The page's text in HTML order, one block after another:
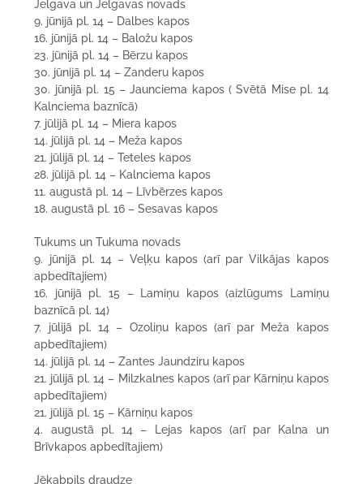
Jelgava un Jelgavas novads
9. jūnijā pl. 14 – Dalbes kapos
16. jūnijā pl. 14 – Baložu kapos
23. jūnijā pl. 14 – Bērzu kapos
30. jūnijā pl. 14 – Zanderu kapos
30. jūnijā pl. 15 – Jaunciema kapos ( Svētā Mise pl. 14
Kalnciema baznīcā)
7. jūlijā pl. 14 – Miera kapos
14. jūlijā pl. 14 – Meža kapos
21. jūlijā pl. 14 – Teteles kapos
28. jūlijā pl. 14 – Kalnciema kapos
11. augustā pl. 14 – Līvbērzes kapos
18. augustā pl. 16 – Sesavas kapos
Tukums un Tukuma novads
9. jūnijā pl. 14 – Veļķu kapos (arī par Vilkājas kapos
apbedītajiem)
16. jūnijā pl. 15 – Lamiņu kapos (aizlūgums Lamiņu
baznīcā pl. 14)
7. jūlijā pl. 14 – Ozoliņu kapos (arī par Meža kapos
apbedītajiem)
14. jūlijā pl. 14 – Zantes Jaundziru kapos
21. jūlijā pl. 14 – Milzkalnes kapos (arī par Kārniņu kapos
apbedītajiem)
21. jūlijā pl. 15 – Kārniņu kapos
4. augustā pl. 14 – Lejas kapos (arī par Kalna un
Brīvkapos apbedītajiem)
Jēkabpils draudze